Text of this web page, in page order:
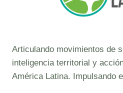
Articulando movimientos de
inteligencia territorial y
América Latina. Impulsando